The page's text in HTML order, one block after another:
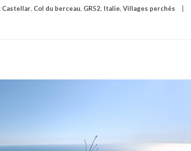
Castellar, Col du berceau, GR52, Italie, Villages perchés